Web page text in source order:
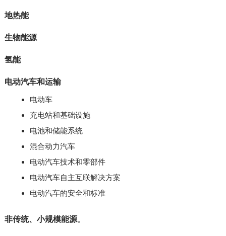
地热能
生物能源
氢能
电动汽车和运输
电动车
充电站和基础设施
电池和储能系统
混合动力汽车
电动汽车技术和零部件
电动汽车自主互联解决方案
电动汽车的安全和标准
非传统、小规模能源。